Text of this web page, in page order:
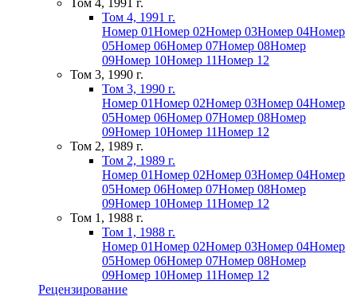
Том 4, 1991 г.
Том 4, 1991 г.
Номер 01Номер 02Номер 03Номер 04Номер
05Номер 06Номер 07Номер 08Номер
09Номер 10Номер 11Номер 12
Том 3, 1990 г.
Том 3, 1990 г.
Номер 01Номер 02Номер 03Номер 04Номер
05Номер 06Номер 07Номер 08Номер
09Номер 10Номер 11Номер 12
Том 2, 1989 г.
Том 2, 1989 г.
Номер 01Номер 02Номер 03Номер 04Номер
05Номер 06Номер 07Номер 08Номер
09Номер 10Номер 11Номер 12
Том 1, 1988 г.
Том 1, 1988 г.
Номер 01Номер 02Номер 03Номер 04Номер
05Номер 06Номер 07Номер 08Номер
09Номер 10Номер 11Номер 12
Рецензирование